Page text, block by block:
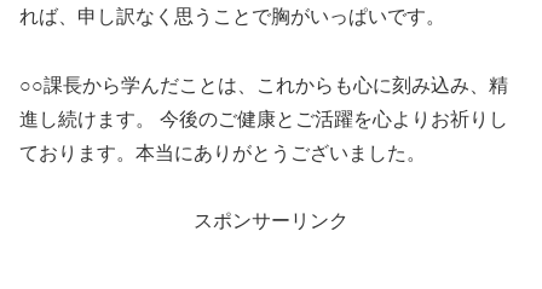
れば、申し訳なく思うことで胸がいっぱいです。
○○課長から学んだことは、これからも心に刻み込み、精
進し続けます。 今後のご健康とご活躍を心よりお祈りし
ております。本当にありがとうございました。
スポンサーリンク